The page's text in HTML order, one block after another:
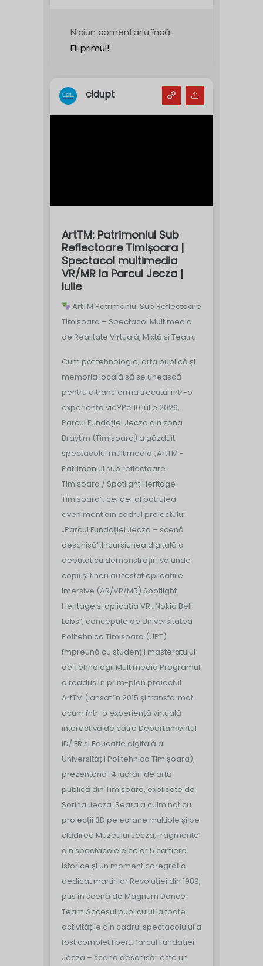
Niciun comentariu încă.
Fii primul!
cidupt
ArtTM: Patrimoniul Sub
Reflectoare Timișoara |
Spectacol multimedia
VR/MR la Parcul Jecza |
Iulie
ArtTM Patrimoniul Sub Reflectoare
Timișoara – Spectacol Multimedia
de Realitate Virtuală, Mixtă și Teatru
Cum pot tehnologia, arta publică și
memoria locală să se unească
pentru a transforma trecutul într-o
experiență vie?Pe 10 iulie 2026,
Parcul Fundației Jecza din zona
Braytim (Timișoara) a găzduit
spectacolul multimedia „ArtTM -
Patrimoniul sub reflectoare
Timișoara / Spotlight Heritage
Timișoara”, cel de-al patrulea
eveniment din cadrul proiectului
„Parcul Fundației Jecza – scenă
deschisă”.Incursiunea digitală a
debutat cu demonstrații live unde
copii și tineri au testat aplicațiile
imersive (AR/VR/MR) Spotlight
Heritage și aplicația VR „Nokia Bell
Labs”, concepute de Universitatea
Politehnica Timișoara (UPT)
împreună cu studenții masteratului
de Tehnologii Multimedia.Programul
a readus în prim-plan proiectul
ArtTM (lansat în 2015 și transformat
acum într-o experiență virtuală
interactivă de către Departamentul
ID/IFR și Educație digitală al
Universității Politehnica Timișoara),
prezentând 14 lucrări de artă
publică din Timișoara, explicate de
Sorina Jecza. Seara a culminat cu
proiecții 3D pe ecrane multiple și pe
clădirea Muzeului Jecza, fragmente
din spectacolele celor 5 cartiere
istorice și un moment coregrafic
dedicat martirilor Revoluției din 1989,
pus în scenă de Magnum Dance
Team.Accesul publicului la toate
activitățile din cadrul spectacolului a
fost complet liber.„Parcul Fundației
Jecza – scenă deschisă” este un